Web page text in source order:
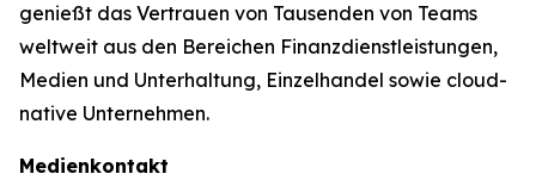
genießt das Vertrauen von Tausenden von Teams
weltweit aus den Bereichen Finanzdienstleistungen,
Medien und Unterhaltung, Einzelhandel sowie cloud-
native Unternehmen.
Medienkontakt